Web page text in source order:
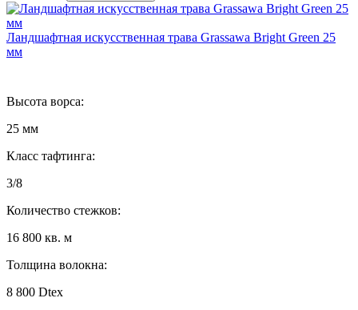
Ландшафтная искусственная трава Grassawa Bright Green 25
мм
Высота ворса:
25 мм
Класс тафтинга:
3/8
Количество стежков:
16 800 кв. м
Толщина волокна:
8 800 Dtex